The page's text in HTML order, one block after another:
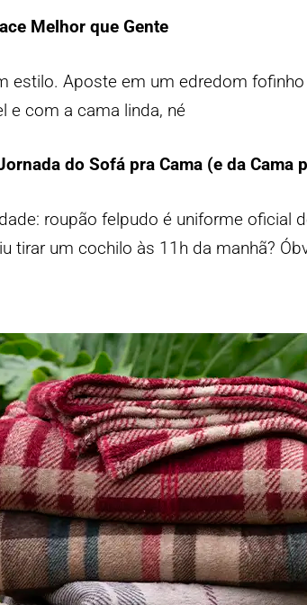
Melhor que Gente
estilo. Aposte em um edredom
e com a cama linda, né
do Sofá pra Cama (e da Cama
roupão felpudo é uniforme oficial
tirar um cochilo às 11h da manhã?